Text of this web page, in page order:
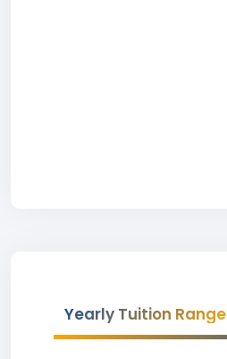
Yearly Tuition Range